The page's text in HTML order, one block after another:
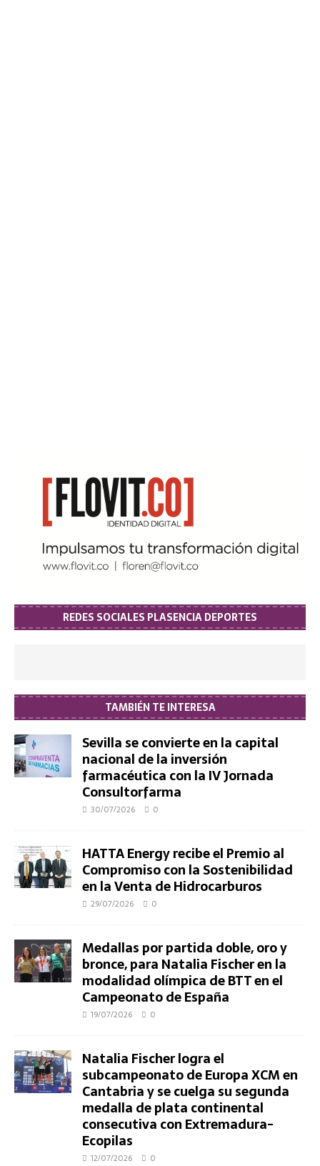
REDES SOCIALES PLASENCIA DEPORTES
TAMBIÉN TE INTERESA
Sevilla se convierte en la capital
nacional de la inversión
farmacéutica con la IV Jornada
Consultorfarma
30/07/2026 0
HATTA Energy recibe el Premio al
Compromiso con la Sostenibilidad
en la Venta de Hidrocarburos
29/07/2026 0
Medallas por partida doble, oro y
bronce, para Natalia Fischer en la
modalidad olímpica de BTT en el
Campeonato de España
19/07/2026 0
Natalia Fischer logra el
subcampeonato de Europa XCM en
Cantabria y se cuelga su segunda
medalla de plata continental
consecutiva con Extremadura-
Ecopilas
12/07/2026 0